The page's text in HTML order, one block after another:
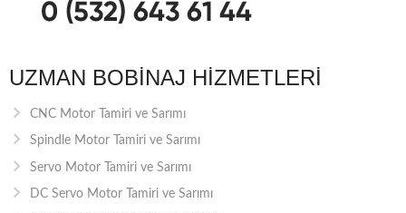
UZMAN BOBINAJ HIZMETLERI
CNC Motor Tamiri ve Sarımı
Spindle Motor Tamiri ve Sarımı
Servo Motor Tamiri ve Sarımı
DC Servo Motor Tamiri ve Sarımı